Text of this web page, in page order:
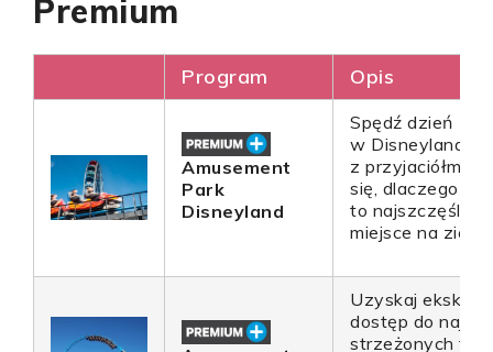
Premium
Program Opis
Amusement
Park
Disneyland
Spędź dzień
w Disneylandzie
z przyjaciółmi i
się, dlaczego jest
to
miejsce na ziemi.
Uzyskaj
dostęp do
strzeżonych